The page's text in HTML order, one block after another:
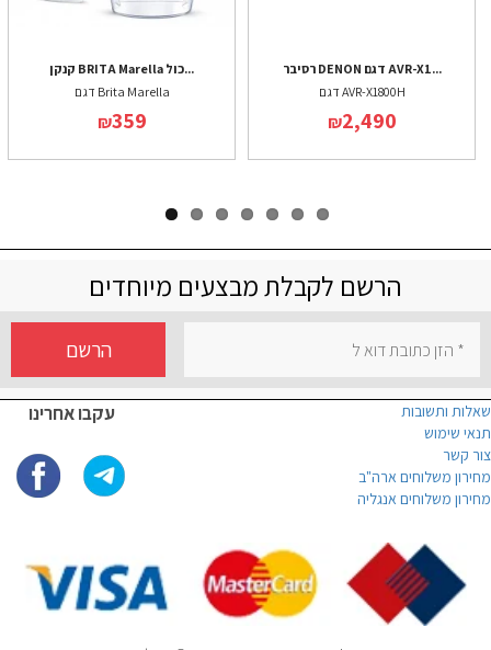
קנקן BRITA Marella כול...
דגם Brita Marella
₪359
רסיבר DENON דגם AVR-X1...
דגם AVR-X1800H
₪2,490
הרשם לקבלת מבצעים מיוחדים
הרשם
עקבו אחרינו
שאלות ותשובות
תנאי שימוש
צור קשר
מחירון משלוחים ארה"ב
מחירון משלוחים אנגליה